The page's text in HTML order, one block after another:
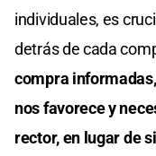
individuales, es
detrás de cada
compra
nos favorece y
rector, en lugar de